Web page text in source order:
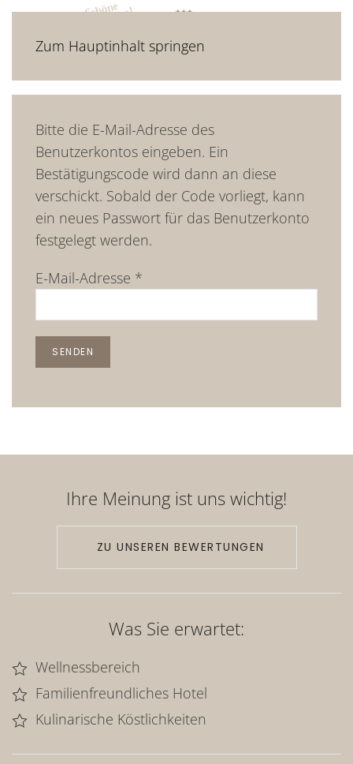
Zum Hauptinhalt springen
Bitte die E-Mail-Adresse des
Benutzerkontos eingeben. Ein
Bestätigungscode wird dann an diese
verschickt. Sobald der Code vorliegt, kann
ein neues Passwort für das Benutzerkonto
festgelegt werden.
E-Mail-Adresse *
SENDEN
Ihre Meinung ist uns wichtig!
ZU UNSEREN BEWERTUNGEN
Was Sie erwartet:
Wellnessbereich
Familienfreundliches Hotel
Kulinarische Köstlichkeiten